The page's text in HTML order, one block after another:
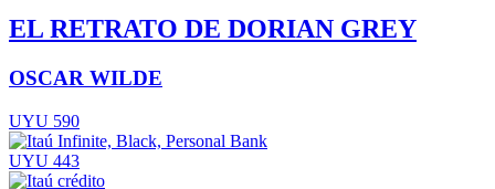
EL RETRATO DE DORIAN GREY
OSCAR WILDE
UYU 590
UYU 443